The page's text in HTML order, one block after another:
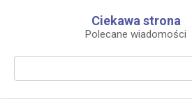
Ciekawa strona
Polecane wiadomości